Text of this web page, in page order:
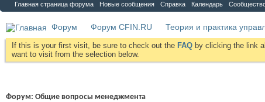
Главная страница форума Новые сообщения Справка Календарь
Форум Форум CFIN.RU Теория и практика
If this is your first visit, be sure to check out the FAQ by clicking the link
want to visit from the selection below.
Форум: Общие вопросы менеджмента